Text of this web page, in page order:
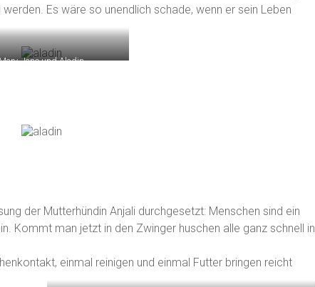
Es wäre so unendlich schade, wenn er sein Leben
Jane und Aladin
der Mutterhündin Anjali durchgesetzt: Menschen sind ein
Kommt man jetzt in den Zwinger huschen alle ganz schnell in
einmal reinigen und einmal Futter bringen reicht